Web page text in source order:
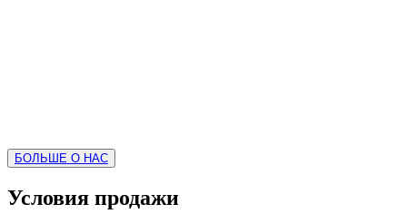
БОЛЬШЕ О НАС
Условия продажи